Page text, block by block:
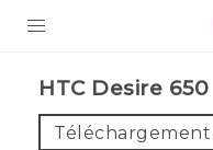
VIVE
HTC Desire 650‎